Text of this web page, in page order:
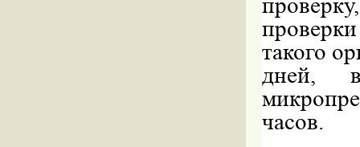
такого
дней,
часов.